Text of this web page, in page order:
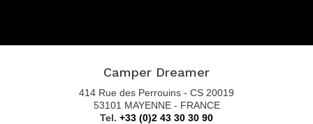
Camper Dreamer
414 Rue des Perrouins - CS 20019
53101 MAYENNE - FRANCE
Tel. +33 (0)2 43 30 30 90